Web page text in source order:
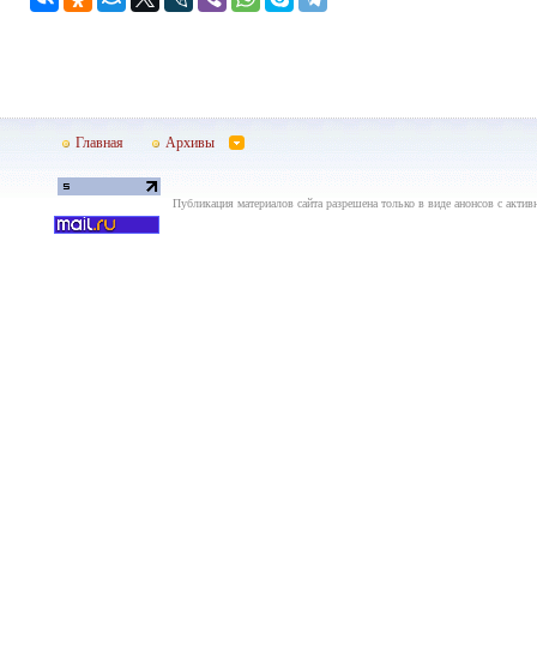
Главная Архивы
Публикация материалов сайта разрешена только в виде анонсов с